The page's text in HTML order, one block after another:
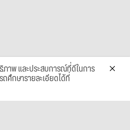
าพ และประสบการณ์ที่ดีในการ
ศึกษารายละเอียดได้ที่